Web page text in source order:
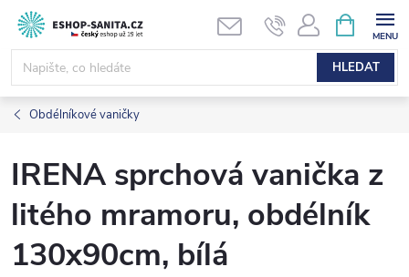
Přejít
obsah
HLEDAT
NÁKUPNÍ
KOŠÍK
Obdélníkové vaničky
IRENA sprchová vanička z
litého mramoru, obdélník
130x90cm, bílá